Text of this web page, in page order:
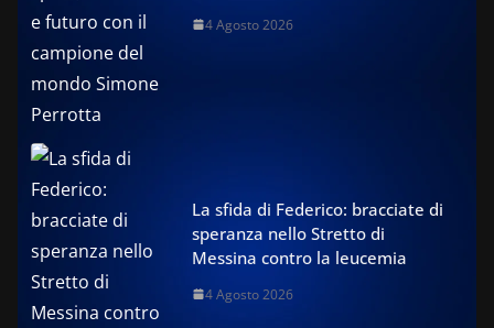
4 Agosto 2026
La sfida di Federico: bracciate di
speranza nello Stretto di
Messina contro la leucemia
4 Agosto 2026